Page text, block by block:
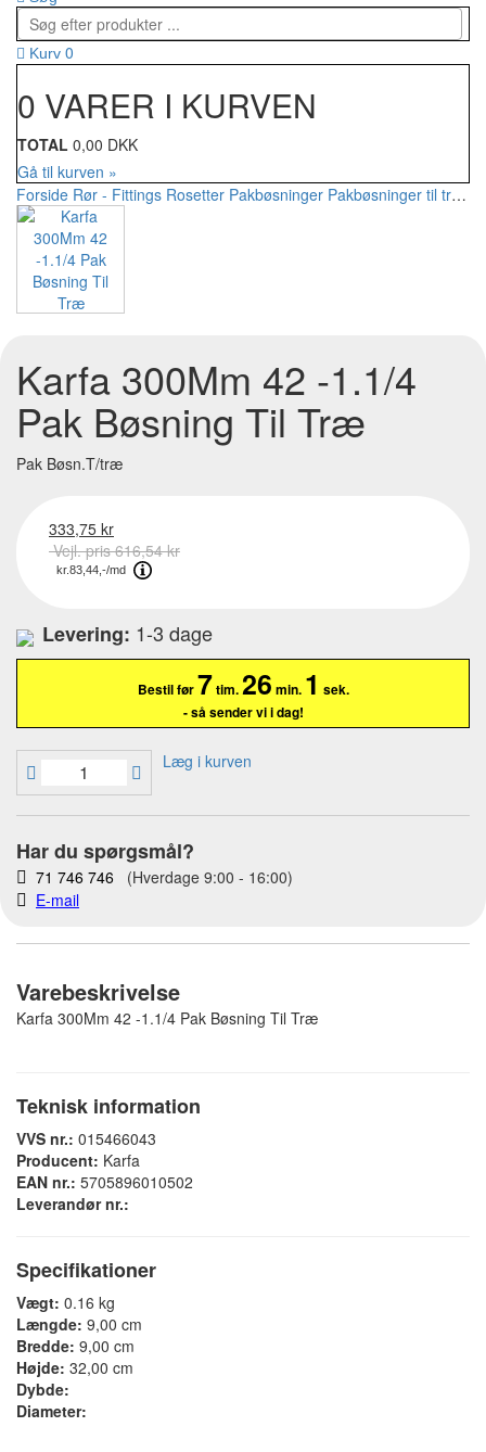
Kurv 0
0 VARER I KURVEN
TOTAL 0,00 DKK
Gå til kurven »
Forside Rør - Fittings Rosetter Pakbøsninger Pakbøsninger til træ
Karfa 300Mm 42 -1.1/4
Pak Bøsning Til Træ
Pak Bøsn.T/træ
333,75 kr
Vejl. pris 616,54 kr
Levering: 1-3 dage
Bestil før7tim.26min.
- så sender vi i dag!
Læg i kurven
Har du spørgsmål?
71 746 746 (Hverdage 9:00 - 16:00)
E-mail
Varebeskrivelse
Karfa 300Mm 42 -1.1/4 Pak Bøsning Til Træ
Teknisk information
VVS nr.: 015466043
Producent: Karfa
EAN nr.: 5705896010502
Leverandør nr.:
Specifikationer
Vægt: 0.16 kg
Længde: 9,00 cm
Bredde: 9,00 cm
Højde: 32,00 cm
Dybde:
Diameter: